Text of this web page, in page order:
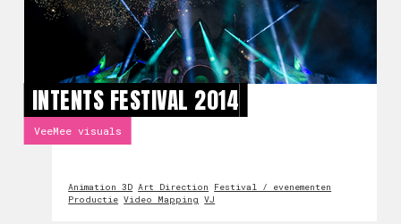
INTENTS FESTIVAL 2014
VeeMee visuals
Animation 3D Art Direction
Festival / evenementen
Productie Video Mapping VJ